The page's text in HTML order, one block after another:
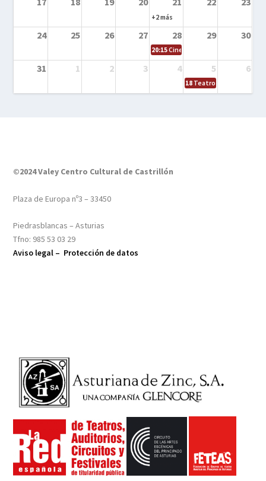
+2 más
24 25 26 27 28 29 30
20:15Cine en el calle – Tintín y el
31 1 2 3 4 5 6
18 Teatro – Tres
©2024 Valey Centro Cultural de Castrillón
Plaza de Europa nº3 – 33450
Piedrasblancas – Asturias
Tfno: 985 53 03 29
Aviso legal – Protección de datos